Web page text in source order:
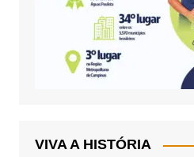
VIVA A HISTÓRIA